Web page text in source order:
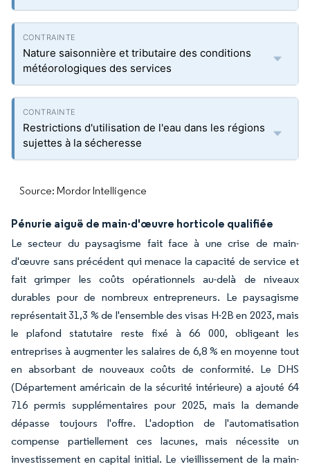
Nature saisonnière et tributaire des conditions
météorologiques des services
Restrictions d'utilisation de l'eau dans les régions
sujettes à la sécheresse
Source: Mordor Intelligence
Pénurie aiguë de main-d'œuvre horticole qualifiée
Le secteur du paysagisme fait face à une crise de main-
d'œuvre sans précédent qui menace la capacité de service et
fait grimper les coûts opérationnels au-delà de niveaux
durables pour de nombreux entrepreneurs. Le paysagisme
représentait 31,3 % de l'ensemble des visas H-2B en 2023, mais
le plafond statutaire reste fixé à 66 000, obligeant les
entreprises à augmenter les salaires de 6,8 % en moyenne tout
en absorbant de nouveaux coûts de conformité. Le DHS
(Département américain de la sécurité intérieure) a ajouté 64
716 permis supplémentaires pour 2025, mais la demande
dépasse toujours l'offre. L'adoption de l'automatisation
compense partiellement ces lacunes, mais nécessite un
investissement en capital initial. Le vieillissement de la main-